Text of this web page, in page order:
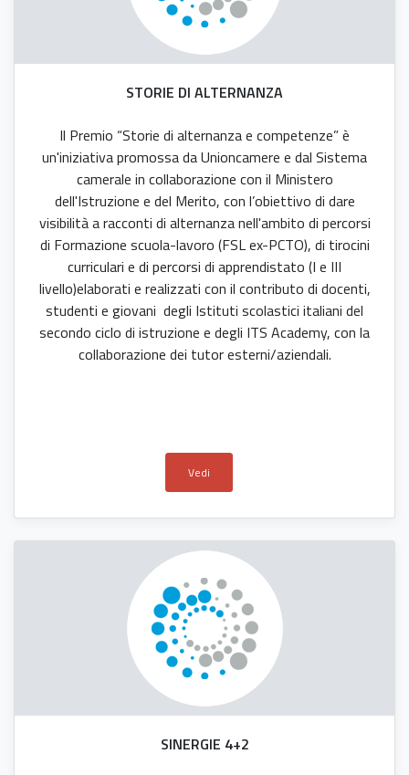
STORIE DI ALTERNANZA
Il Premio “Storie di alternanza e competenze” è
un'iniziativa promossa da Unioncamere e dal Sistema
camerale in collaborazione con il Ministero
dell'Istruzione e del Merito, con l’obiettivo di dare
visibilità a racconti di alternanza nell'ambito di percorsi
di Formazione scuola-lavoro (FSL ex-PCTO), di tirocini
curriculari e di percorsi di apprendistato (I e III
livello)elaborati e realizzati con il contributo di docenti,
studenti e giovani degli Istituti scolastici italiani del
secondo ciclo di istruzione e degli ITS Academy, con la
collaborazione dei tutor esterni/aziendali.
Vedi
SINERGIE 4+2